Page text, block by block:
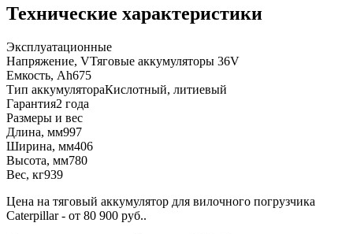
Технические характеристики
Эксплуатационные
Напряжение, VТяговые аккумуляторы 36V
Емкость, Ah675
Тип аккумулятораКислотный, литиевый
Гарантия2 года
Размеры и вес
Длина, мм997
Ширина, мм406
Высота, мм780
Вес, кг939
Цена на тяговый аккумулятор для вилочного погрузчика
Caterpillar - от 80 900 руб..